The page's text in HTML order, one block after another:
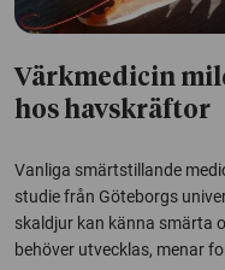
Värkmedicin
hos havskräftor
Vanliga smärtstillande
studie från Göteborgs
skaldjur kan känna smärta
behöver utvecklas, menar